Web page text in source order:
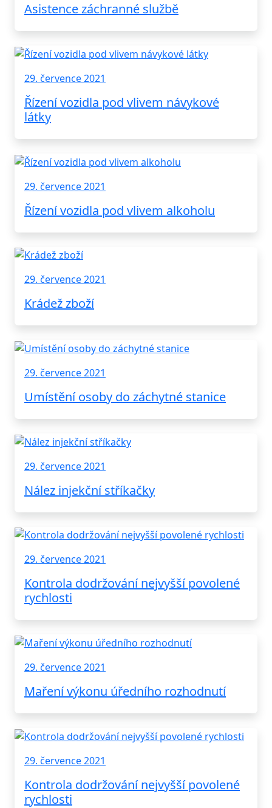
Asistence záchranné službě
29. července 2021
Řízení vozidla pod vlivem návykové
látky
29. července 2021
Řízení vozidla pod vlivem alkoholu
29. července 2021
Krádež zboží
29. července 2021
Umístění osoby do záchytné stanice
29. července 2021
Nález injekční stříkačky
29. července 2021
Kontrola dodržování nejvyšší povolené
rychlosti
29. července 2021
Maření výkonu úředního rozhodnutí
29. července 2021
Kontrola dodržování nejvyšší povolené
rychlosti